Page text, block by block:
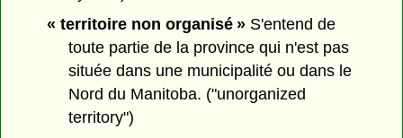
« territoire non organisé »S'entend de
toute partie de la province qui n'est pas
située dans une municipalité ou dans le
Nord du Manitoba. ("unorganized
territory")